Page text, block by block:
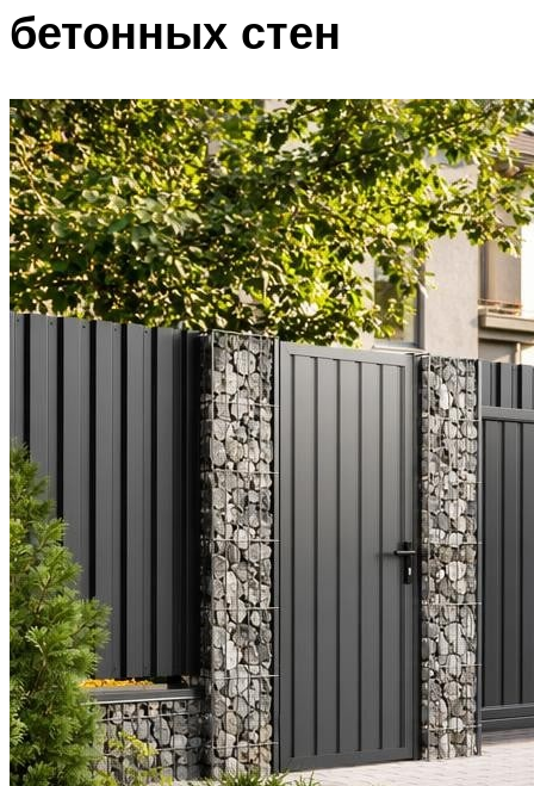
бетонных стен